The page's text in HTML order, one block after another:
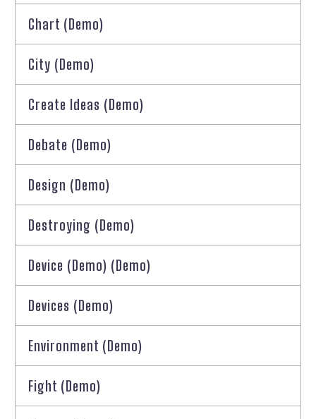
Chart (Demo)
City (Demo)
Create Ideas (Demo)
Debate (Demo)
Design (Demo)
Destroying (Demo)
Device (Demo) (Demo)
Devices (Demo)
Environment (Demo)
Fight (Demo)